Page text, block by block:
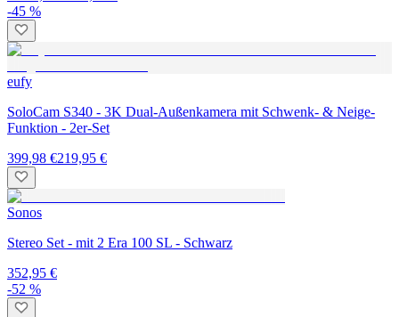
-45 %
eufy
SoloCam S340 - 3K Dual-Außenkamera mit Schwenk- & Neige-
Funktion - 2er-Set
399,98 €219,95 €
Sonos
Stereo Set - mit 2 Era 100 SL - Schwarz
352,95 €
-52 %